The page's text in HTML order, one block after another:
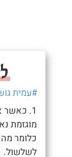
#עמית
1. כאשר
מוגזמת
כלומר
לשלשול.